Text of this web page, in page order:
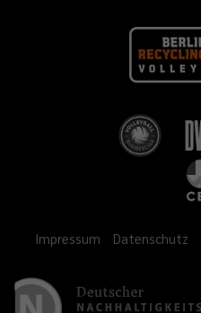
Impressum Datenschutz